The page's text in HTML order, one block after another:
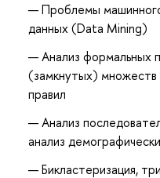
Проблемы
данных (Data Mining)
Анализ формальных
(замкнутых) множеств
правил
Анализ
анализ
Бикластеризация,